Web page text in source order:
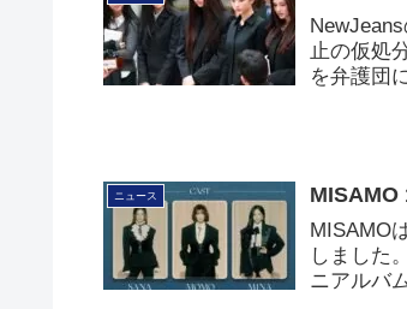
ニュース
止の仮処
を弁護団
ニュース MISAMO
MISAMO
しました
ニアルバ